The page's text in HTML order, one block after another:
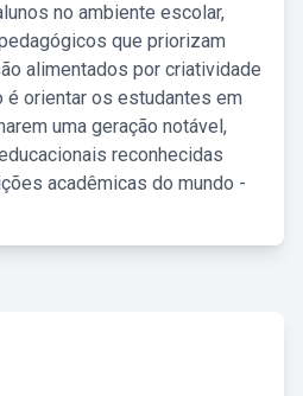
no ambiente escolar,
que priorizam
alimentados por criatividade
é orientar os estudantes em
uma geração notável,
reconhecidas
acadêmicas do mundo -